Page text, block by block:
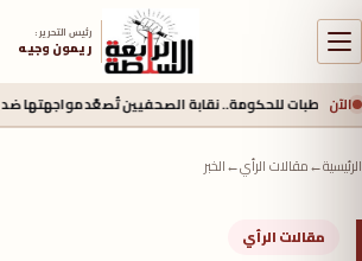
رئيس التحرير :
ريمون وجيه
الآننقابة الصحفيين تُصعّد مواجهتها ضد الكيانات
الرئيسية←مقالات الرأي←الخبر
مقالات الرأي